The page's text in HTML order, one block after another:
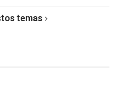
temas